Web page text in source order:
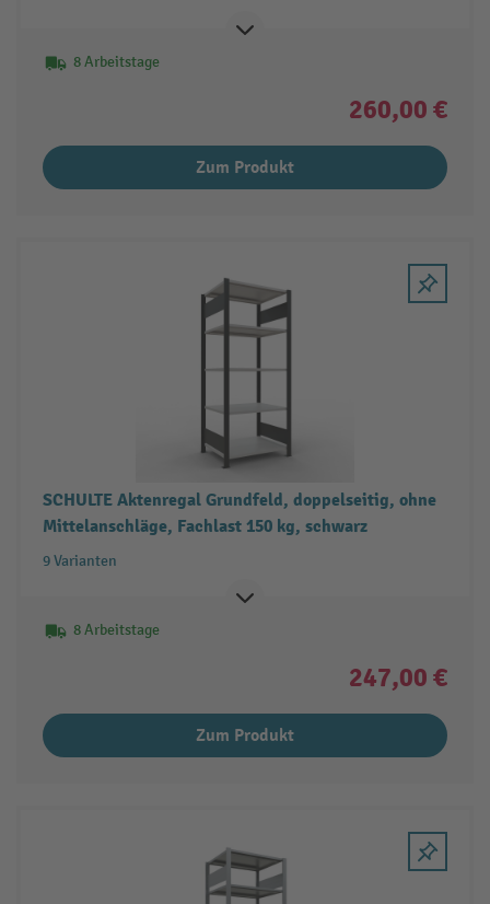
8 Arbeitstage
260,00 €
Zum Produkt
SCHULTE Aktenregal Grundfeld, doppelseitig, ohne
Mittelanschläge, Fachlast 150 kg, schwarz
9 Varianten
8 Arbeitstage
247,00 €
Zum Produkt